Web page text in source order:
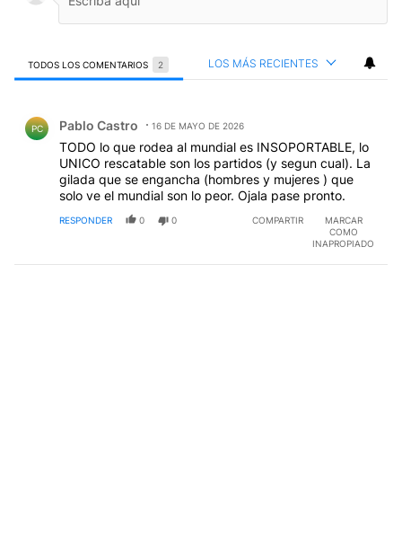
TODOS LOS COMENTARIOS 2 LOS MÁS RECIENTES
PC Pablo Castro 16 DE MAYO DE 2026
TODO lo que rodea al mundial es INSOPORTABLE, lo
UNICO rescatable son los partidos (y segun cual). La
gilada que se engancha (hombres y mujeres ) que
solo ve el mundial son lo peor. Ojala pase pronto.
RESPONDER 0 0 COMPARTIR
MARCAR
COMO
INAPROPIADO